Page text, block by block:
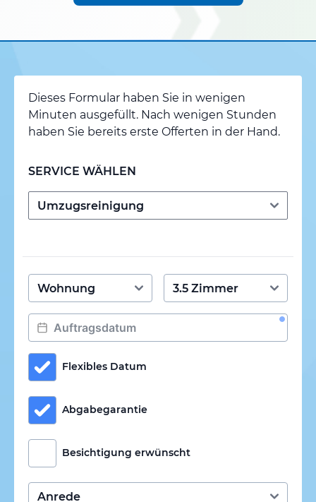
Dieses Formular haben Sie in wenigen
Minuten ausgefüllt. Nach wenigen Stunden
haben Sie bereits erste Offerten in der Hand.
SERVICE WÄHLEN
Flexibles Datum
Abgabegarantie
Besichtigung erwünscht